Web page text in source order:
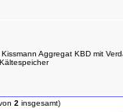
Kissmann Aggregat KBD mit
Kältespeicher
2 insgesamt)